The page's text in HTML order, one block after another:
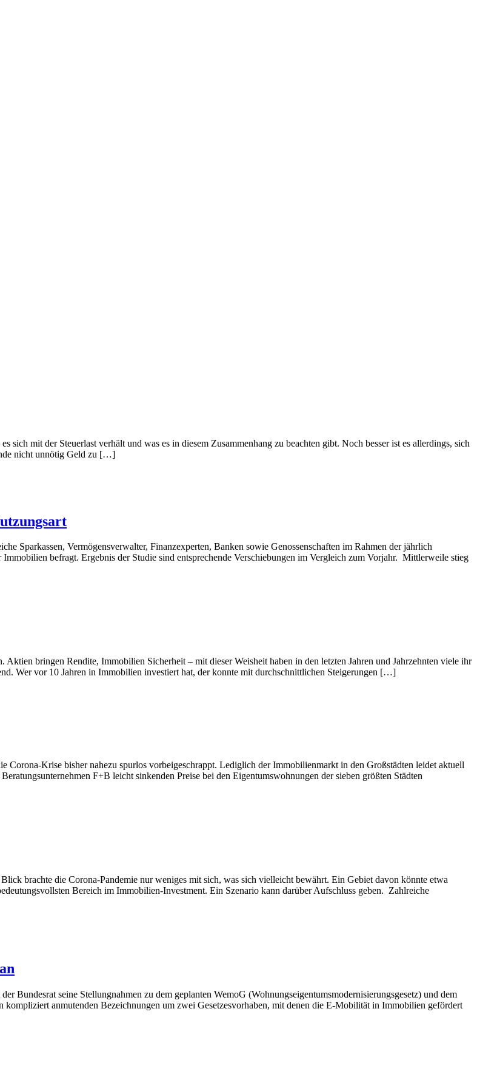
mit der Steuerlast verhält und was es in diesem Zusammenhang zu beachten gibt. Noch besser ist es allerdings, sich
nicht unnötig Geld zu […]
Sparkassen, Vermögensverwalter, Finanzexperten, Banken sowie Genossenschaften im Rahmen der jährlich
befragt. Ergebnis der Studie sind entsprechende Verschiebungen im Vergleich zum Vorjahr. Mittlerweile stieg
bringen Rendite, Immobilien Sicherheit – mit dieser Weisheit haben in den letzten Jahren und Jahrzehnten viele ihr
Wer vor 10 Jahren in Immobilien investiert hat, der konnte mit durchschnittlichen Steigerungen […]
Krise bisher nahezu spurlos vorbeigeschrappt. Lediglich der Immobilienmarkt in den Großstädten leidet aktuell
F+B leicht sinkenden Preise bei den Eigentumswohnungen der sieben größten Städten
brachte die Corona-Pandemie nur weniges mit sich, was sich vielleicht bewährt. Ein Gebiet davon könnte etwa
Bereich im Immobilien-Investment. Ein Szenario kann darüber Aufschluss geben. Zahlreiche
Bundesrat seine Stellungnahmen zu dem geplanten WemoG (Wohnungseigentumsmodernisierungsgesetz) und dem
anmutenden Bezeichnungen um zwei Gesetzesvorhaben, mit denen die E-Mobilität in Immobilien gefördert